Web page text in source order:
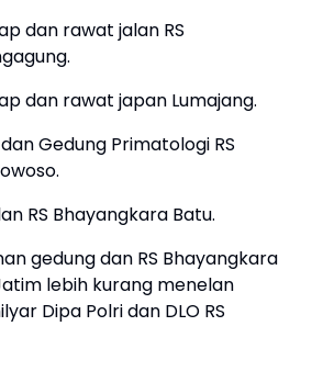
dan rawat jalan RS
dan rawat japan Lumajang.
Gedung Primatologi RS
RS Bhayangkara Batu.
gedung dan RS Bhayangkara
lebih kurang menelan
Dipa Polri dan DLO RS